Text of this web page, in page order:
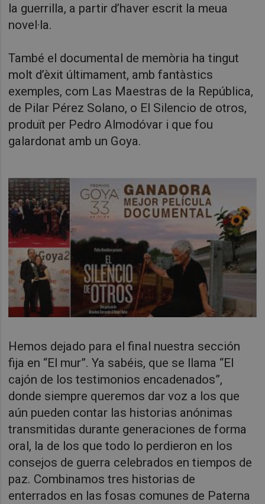
la guerrilla, a partir d’haver escrit la meua
novel·la.
També el documental de memòria ha tingut
molt d’èxit últimament, amb fantàstics
exemples, com Las Maestras de la República,
de Pilar Pérez Solano, o El Silencio de otros,
produït per Pedro Almodóvar i que fou
galardonat amb un Goya.
Hemos dejado para el final nuestra sección
fija en “El mur”. Ya sabéis, que se llama “El
cajón de los testimonios encadenados”,
donde siempre queremos dar voz a los que
aún pueden contar las historias anónimas
transmitidas durante generaciones de forma
oral, la de los que todo lo perdieron en los
consejos de guerra celebrados en tiempos de
paz. Combinamos tres historias de
enterrados en las fosas comunes de Paterna